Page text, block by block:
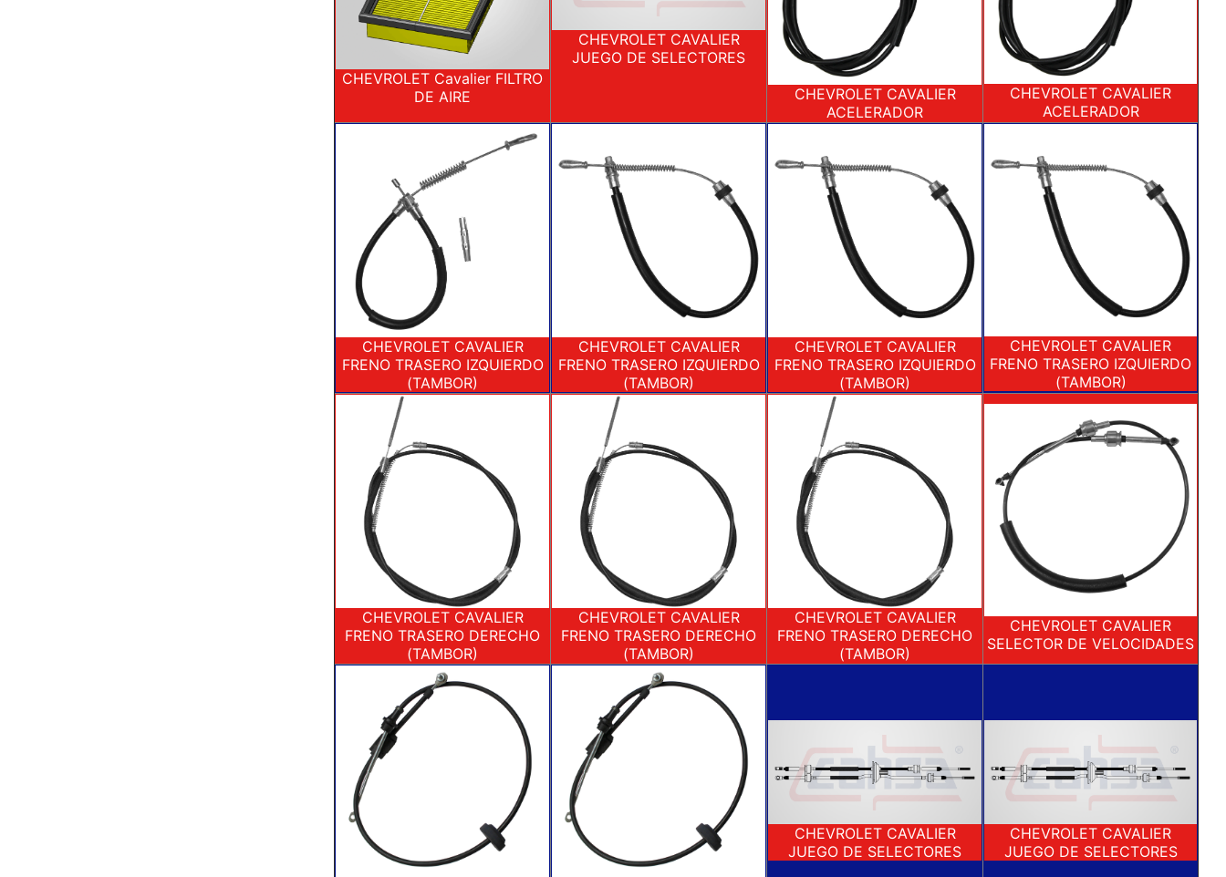
CHEVROLET Cavalier FILTRO
DE AIRE
CHEVROLET CAVALIER
JUEGO DE SELECTORES
CHEVROLET CAVALIER
ACELERADOR
CHEVROLET CAVALIER
ACELERADOR
CHEVROLET CAVALIER
FRENO TRASERO IZQUIERDO
(TAMBOR)
CHEVROLET CAVALIER
FRENO TRASERO IZQUIERDO
(TAMBOR)
CHEVROLET CAVALIER
FRENO TRASERO IZQUIERDO
(TAMBOR)
CHEVROLET CAVALIER
FRENO TRASERO IZQUIERDO
(TAMBOR)
CHEVROLET CAVALIER
FRENO TRASERO DERECHO
(TAMBOR)
CHEVROLET CAVALIER
FRENO TRASERO DERECHO
(TAMBOR)
CHEVROLET CAVALIER
FRENO TRASERO DERECHO
(TAMBOR)
CHEVROLET CAVALIER
SELECTOR DE VELOCIDADES
CHEVROLET CAVALIER
JUEGO DE SELECTORES
CHEVROLET CAVALIER
JUEGO DE SELECTORES